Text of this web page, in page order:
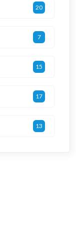
20
7
15
17
13